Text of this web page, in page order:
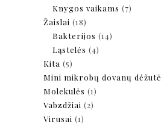
Knygos vaikams
7
Žaislai
18
Bakterijos
14
Ląstelės
4
Kita
5
Mini mikrobų dovanų dėžutė
Molekulės
1
Vabzdžiai
2
Virusai
1